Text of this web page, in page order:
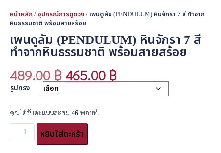
หน้าหลัก / อุปกรณ์การดูดวง/ เพนดูลัม (PENDULUM) หินจักรา 7 สี ทำจาก
หินธรรมชาติ พร้อมสายสร้อย
เพนดูลัม (PENDULUM) หินจักรา 7 สี
ทำจากหินธรรมชาติ พร้อมสายสร้อย
489.00฿ 465.00 ฿
รูปทรง
คุณได้รับคะแนนสะสม 46 พอยท์.
หยิบใส่ตะกร้า